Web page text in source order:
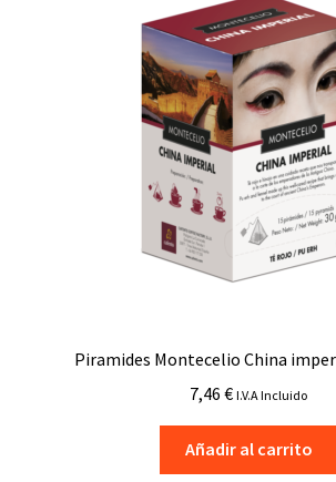
Piramides Montecelio China
7,46 € I.V.A Incluido
Añadir al carrito